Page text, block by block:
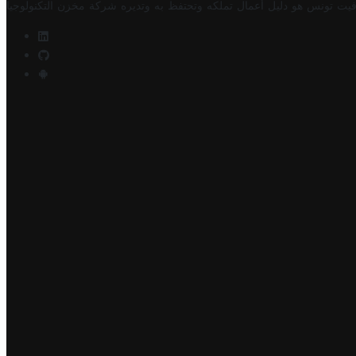
تونس هو دليل أعمال تملكه وتحتفظ به وتديره شركة مخزن التكنولوجيا